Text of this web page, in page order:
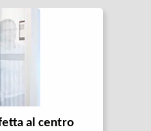
al centro